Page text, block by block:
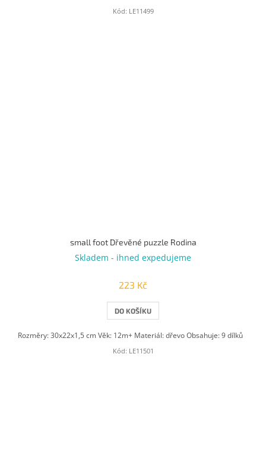
Kód: LE11499
small foot Dřevěné puzzle Rodina
Skladem - ihned expedujeme
223 Kč
DO KOŠÍKU
Rozměry: 30x22x1,5 cm Věk: 12m+ Materiál: dřevo Obsahuje: 9 dílků
Kód: LE11501